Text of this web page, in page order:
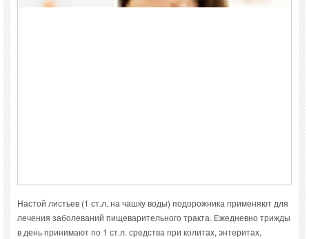
Настой листьев (1 ст.л. на чашку воды) подорожника применяют для
лечения заболеваний пищеварительного тракта. Ежедневно трижды
в день принимают по 1 ст.л. средства при колитах, энтеритах,